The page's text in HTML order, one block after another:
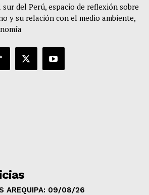
del Perú, espacio de reflexión sobre
y su relación con el medio ambiente,
AREQUIPA: 09/08/26